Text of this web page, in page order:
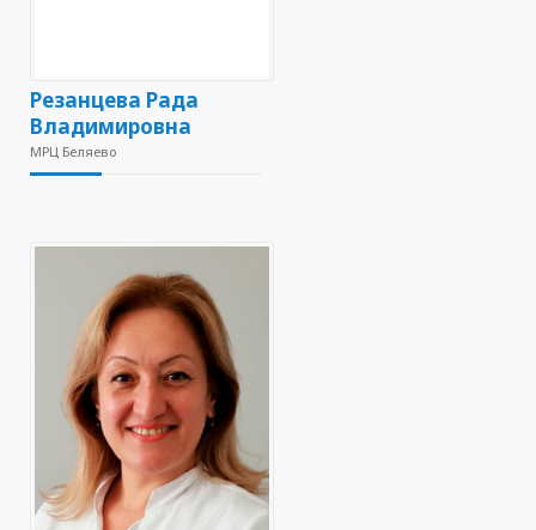
Резанцева Рада
Владимировна
МРЦ Беляево